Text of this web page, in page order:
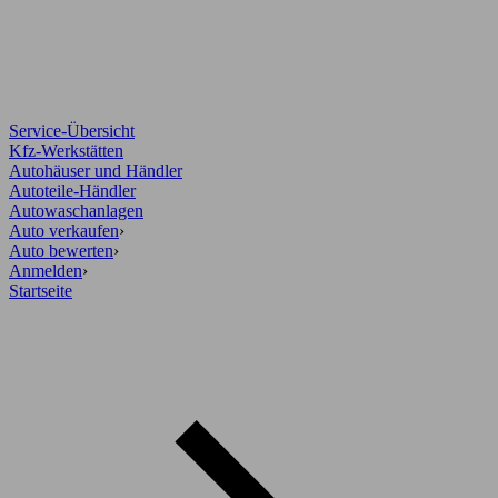
Service-Übersicht
Kfz-Werkstätten
Autohäuser und Händler
Autoteile-Händler
Autowaschanlagen
Auto verkaufen›
Auto bewerten›
Anmelden›
Startseite